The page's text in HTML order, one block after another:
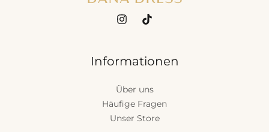
Informationen
Über uns
Häufige Fragen
Unser Store